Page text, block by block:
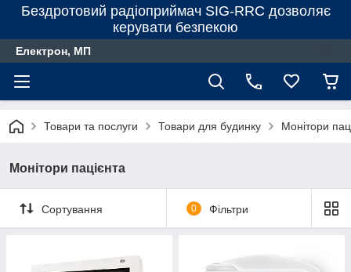
Бездротовий радіоприймач SIG-RRC дозволяє
керувати безпекою
Електрон, МП
Товари та послуги Товари для будинку Монітори
Монітори пацієнта
Сортування 0 Фільтри